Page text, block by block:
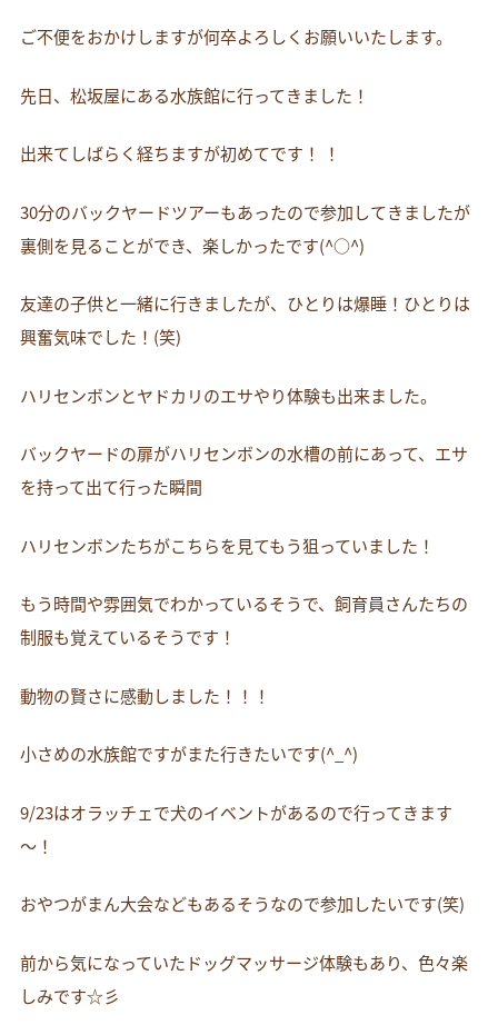
ご不便をおかけしますが何卒よろしくお願いいたします。
先日、松坂屋にある水族館に行ってきました！
出来てしばらく経ちますが初めてです！ ！
30分のバックヤードツアーもあったので参加してきましたが
裏側を見ることができ、楽しかったです(^○^)
友達の子供と一緒に行きましたが、ひとりは爆睡！ひとりは
興奮気味でした！(笑)
ハリセンボンとヤドカリのエサやり体験も出来ました。
バックヤードの扉がハリセンボンの水槽の前にあって、エサ
を持って出て行った瞬間
ハリセンボンたちがこちらを見てもう狙っていました！
もう時間や雰囲気でわかっているそうで、飼育員さんたちの
制服も覚えているそうです！
動物の賢さに感動しました！！！
小さめの水族館ですがまた行きたいです(^_^)
9/23はオラッチェで犬のイベントがあるので行ってきます
～！
おやつがまん大会などもあるそうなので参加したいです(笑)
前から気になっていたドッグマッサージ体験もあり、色々楽
しみです☆彡